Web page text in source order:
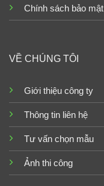
Chính sách bảo mật
VỀ CHÚNG TÔI
Giới thiệu công ty
Thông tin liên hệ
Tư vấn chọn mẫu
Ảnh thi công